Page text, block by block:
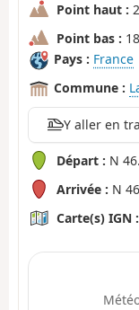
Point haut :
Point bas :
Pays : France
Commune :
Y aller en
Départ : N
Arrivée : N
Carte(s) IGN :